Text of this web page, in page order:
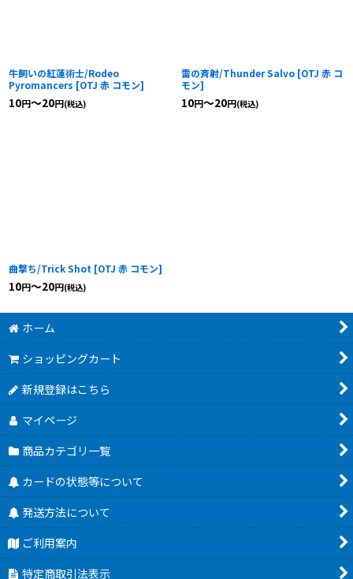
牛飼いの紅蓮術士/Rodeo
Pyromancers [OTJ 赤 コモン]
10円～20円(税込)
雷の斉射/Thunder Salvo [OTJ 赤 コ
モン]
10円～20円(税込)
曲撃ち/Trick Shot [OTJ 赤 コモン]
10円～20円(税込)
ホーム
ショッピングカート
新規登録はこちら
マイページ
商品カテゴリ一覧
カードの状態等について
発送方法について
ご利用案内
特定商取引法表示